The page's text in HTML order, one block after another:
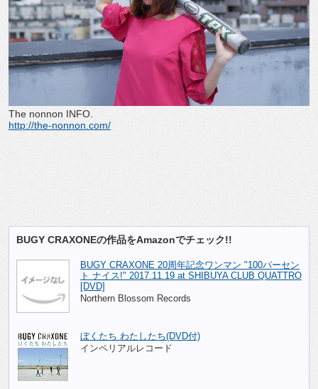
The nonnon INFO.
http://the-nonnon.com/
BUGY CRAXONEの作品をAmazonでチェック!!
BUGY CRAXONE 20周年記念ワンマン "100パーセン
ト ナイス!" 2017.11.19 at SHIBUYA CLUB QUATTRO
[DVD]
Northern Blossom Records
ぼくたち わたしたち(DVD付)
インペリアルレコード